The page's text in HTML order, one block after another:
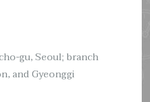
gu, Seoul; branch
and Gyeonggi